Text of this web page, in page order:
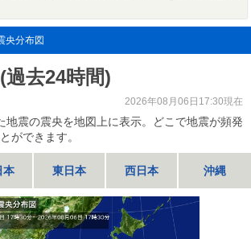
央分布図
過去24時間)
2026年08月06日17:30現在
地震の震央を地図上に表示。どこで地震が頻発
ができます。
本 東日本 西日本 沖縄